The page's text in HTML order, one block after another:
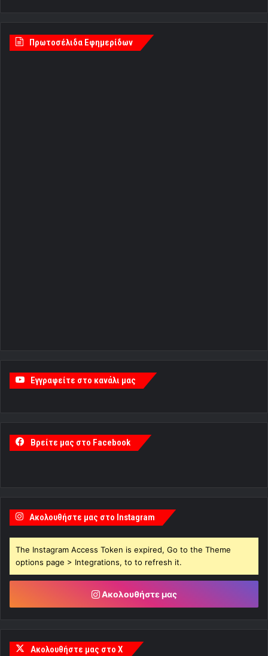
Πρωτοσέλιδα Εφημερίδων
Εγγραφείτε στο κανάλι μας
Βρείτε μας στο Facebook
Ακολουθήστε μας στο Instagram
The Instagram Access Token is expired, Go to the Theme
options page > Integrations, to to refresh it.
Ακολουθήστε μας
Ακολουθήστε μας στο X